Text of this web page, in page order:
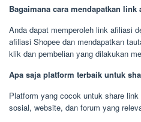
Bagaimana cara mendapatkan link
Anda dapat memperoleh link afiliasi
afiliasi Shopee dan mendapatkan
klik dan pembelian yang dilakukan
Apa saja platform terbaik untuk
Platform yang cocok untuk share
sosial, website, dan forum yang